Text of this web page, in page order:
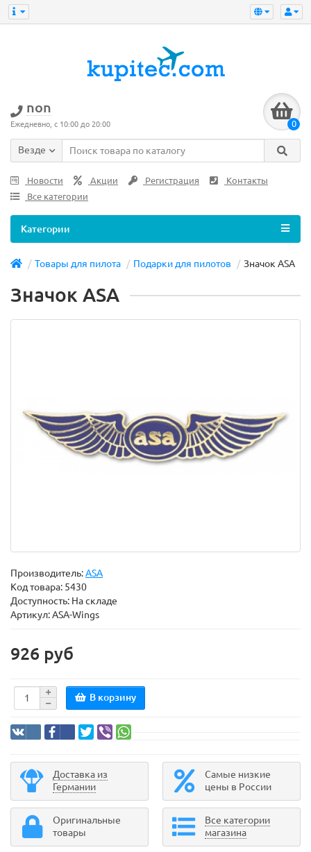
non
Ежедневно, с 10:00 до 20:00 0
Везде
Новости Акции Регистрация
Контакты
Все категории
Категории
Товары для пилота Подарки для пилотов Значок ASA
Значок ASA
Производитель:ASA
Код товара: 5430
Доступность: На складе
Артикул: ASA-Wings
926 руб
В корзину
Доставка из
Германии
Самые низкие
цены в России
Оригинальные
товары
Все категории
магазина